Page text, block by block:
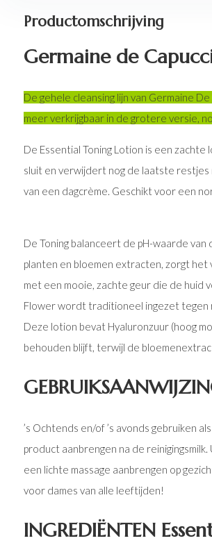
Productomschrijving
Germaine de
De gehele cleansing lijn van Germaine
meer verkrijgbaar in de grotere versie,
De Essential Toning Lotion is een
sluit en verwijdert nog de laatste restjes
van een dagcrème. Geschikt voor een
De Toning balanceert de pH-waarde
planten en bloemen extracten, zorgt het
met een mooie, zachte geur die de huid
Flower wordt traditioneel ingezet
Deze lotion bevat Hyaluronzuur (hoog
behouden blijft, terwijl de
’s Ochtends en/of ’s avonds gebruiken
product aanbrengen na de
een lichte massage aanbrengen op
voor dames van alle leeftijden!
INGREDIËNTEN